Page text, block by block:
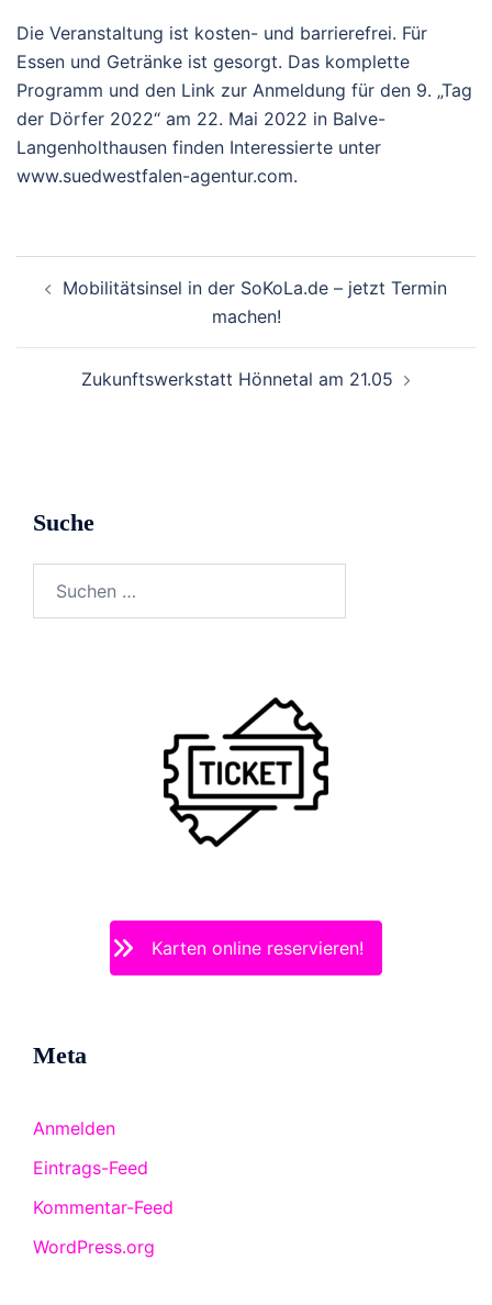
Die Veranstaltung ist kosten- und barrierefrei. Für
Essen und Getränke ist gesorgt. Das komplette
Programm und den Link zur Anmeldung für den 9. „Tag
der Dörfer 2022“ am 22. Mai 2022 in Balve-
Langenholthausen finden Interessierte unter
www.suedwestfalen-agentur.com.
Mobilitätsinsel in der SoKoLa.de – jetzt Termin
machen!
Zukunftswerkstatt Hönnetal am 21.05
Suche
Karten online reservieren!
Meta
Anmelden
Eintrags-Feed
Kommentar-Feed
WordPress.org